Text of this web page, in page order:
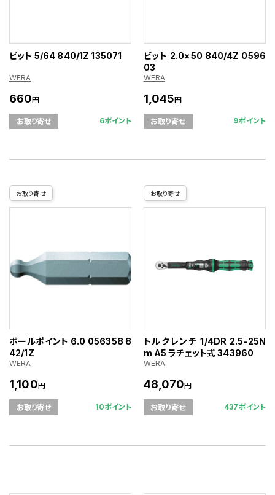
ビット 5/64 840/1Z 135071
WERA
660円
お取り寄せ 6ポイント
ビット 2.0×50 840/4Z 0596
03
WERA
1,045円
お取り寄せ 9ポイント
お取り寄せ
ボールポイント 6.0 056358 8
42/1Z
WERA
1,100円
お取り寄せ 10ポイント
お取り寄せ
トルクレンチ 1/4DR 2.5-25N
m A5 ラチェット式 343960
WERA
48,070円
お取り寄せ 437ポイント